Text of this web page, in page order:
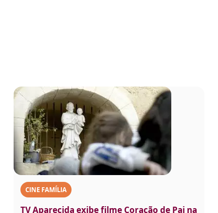
CINE FAMÍLIA
TV Aparecida exibe filme Coração de Pai na